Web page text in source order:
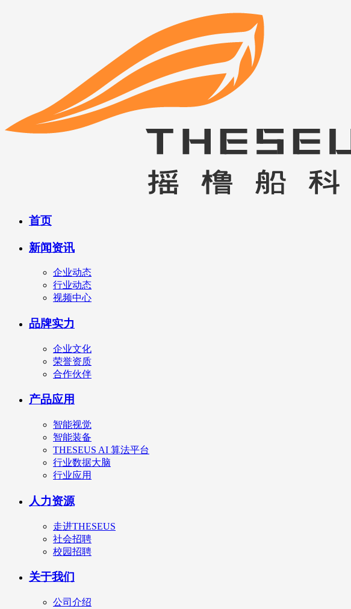
首页
新闻资讯
企业动态
行业动态
视频中心
品牌实力
企业文化
荣誉资质
合作伙伴
产品应用
智能视觉
智能装备
THESEUS AI 算法平台
行业数据大脑
行业应用
人力资源
走进THESEUS
社会招聘
校园招聘
关于我们
公司介绍